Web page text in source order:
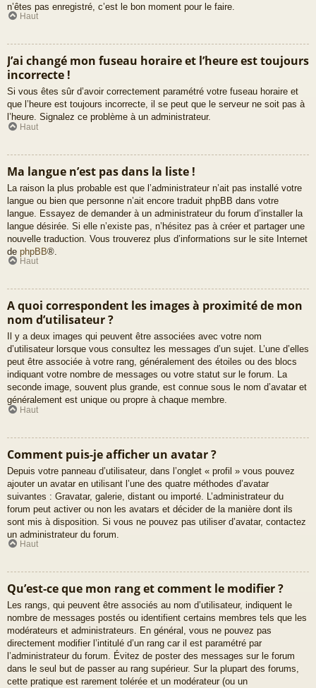
n’êtes pas enregistré, c’est le bon moment pour le faire.
Haut
J’ai changé mon fuseau horaire et l’heure est toujours
incorrecte !
Si vous êtes sûr d’avoir correctement paramétré votre fuseau horaire et
que l’heure est toujours incorrecte, il se peut que le serveur ne soit pas à
l’heure. Signalez ce problème à un administrateur.
Haut
Ma langue n’est pas dans la liste !
La raison la plus probable est que l’administrateur n’ait pas installé votre
langue ou bien que personne n’ait encore traduit phpBB dans votre
langue. Essayez de demander à un administrateur du forum d’installer la
langue désirée. Si elle n’existe pas, n’hésitez pas à créer et partager une
nouvelle traduction. Vous trouverez plus d’informations sur le site Internet
de phpBB®.
Haut
A quoi correspondent les images à proximité de mon
nom d’utilisateur ?
Il y a deux images qui peuvent être associées avec votre nom
d’utilisateur lorsque vous consultez les messages d’un sujet. L’une d’elles
peut être associée à votre rang, généralement des étoiles ou des blocs
indiquant votre nombre de messages ou votre statut sur le forum. La
seconde image, souvent plus grande, est connue sous le nom d’avatar et
généralement est unique ou propre à chaque membre.
Haut
Comment puis-je afficher un avatar ?
Depuis votre panneau d’utilisateur, dans l’onglet « profil » vous pouvez
ajouter un avatar en utilisant l’une des quatre méthodes d’avatar
suivantes : Gravatar, galerie, distant ou importé. L’administrateur du
forum peut activer ou non les avatars et décider de la manière dont ils
sont mis à disposition. Si vous ne pouvez pas utiliser d’avatar, contactez
un administrateur du forum.
Haut
Qu’est-ce que mon rang et comment le modifier ?
Les rangs, qui peuvent être associés au nom d’utilisateur, indiquent le
nombre de messages postés ou identifient certains membres tels que les
modérateurs et administrateurs. En général, vous ne pouvez pas
directement modifier l’intitulé d’un rang car il est paramétré par
l’administrateur du forum. Évitez de poster des messages sur le forum
dans le seul but de passer au rang supérieur. Sur la plupart des forums,
cette pratique est rarement tolérée et un modérateur (ou un